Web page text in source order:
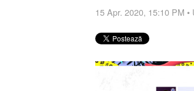
15 Apr. 2020, 15:10 PM •